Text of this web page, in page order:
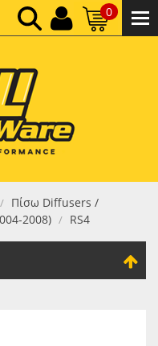
0
ΣΎΝΟΛΟ:
ΣΎΝΟΛΟ:0,00 €
/ Πίσω Diffusers /
2008) / RS4